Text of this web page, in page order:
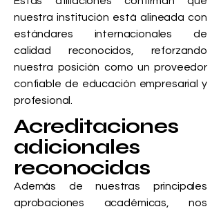
nuestra institución está alineada con
estándares internacionales de
calidad reconocidos, reforzando
nuestra posición como un proveedor
confiable de educación empresarial y
profesional.
Acreditaciones
adicionales
reconocidas
Además de nuestras principales
aprobaciones académicas, nos